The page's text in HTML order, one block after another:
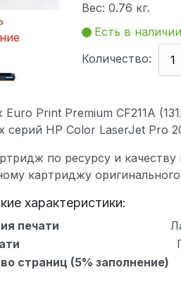
Вес: 0.76 кг.
Есть в наличии
Количество:
Print Premium CF211A
серий HP Color LaserJet Pro
по ресурсу и качеству
картриджу
характеристики:
печати
страниц (5% заполнение)